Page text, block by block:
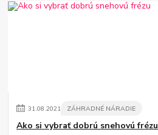
31.08.2021 ZÁHRADNÉ NÁRADIE
Ako si vybrať dobrú snehovú frézu